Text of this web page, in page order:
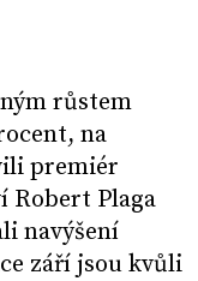
růstem
na
premiér
Robert Plaga
navýšení
září jsou kvůli